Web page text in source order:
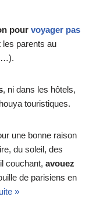
pour voyager pas
les parents au
, ni dans les hôtels,
touristiques.
une bonne raison
du soleil, des
couchant, avouez
de parisiens en
»